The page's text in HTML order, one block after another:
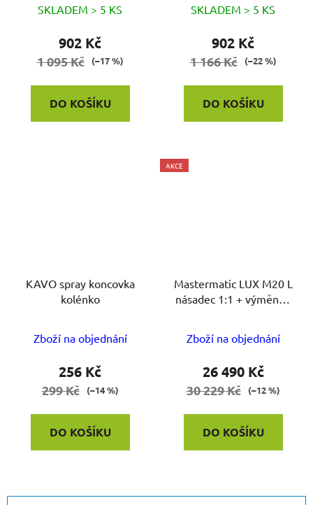
SKLADEM > 5 KS
902 Kč
1 095 Kč (–17 %)
DO KOŠÍKU
SKLADEM > 5 KS
902 Kč
1 166 Kč (–22 %)
DO KOŠÍKU
KAVO spray koncovka
kolénko
hodnocení
produktu
5
Zboží na objednání
256 Kč
299 Kč (–14 %)
DO KOŠÍKU
AKCE
Mastermatic LUX M20 L
násadec 1:1 + výměnná
Zboží na objednání
26 490 Kč
30 229 Kč (–12 %)
DO KOŠÍKU